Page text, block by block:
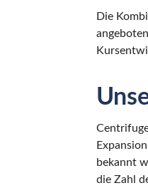
Die
bekannt
die Zahl